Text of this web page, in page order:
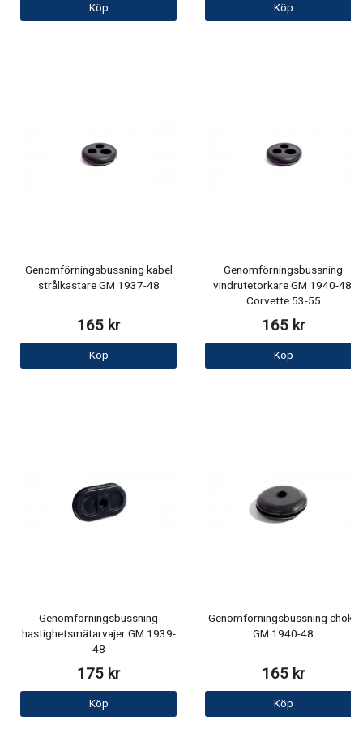
Köp Köp
Genomförningsbussning kabel
strålkastare GM 1937-48
165 kr
Köp
Genomförningsbussning
vindrutetorkare GM 1940-48,
Corvette 53-55
165 kr
Köp
Genomförningsbussning
hastighetsmätarvajer GM 1939-
48
175 kr
Köp
Genomförningsbussning choke
GM 1940-48
165 kr
Köp